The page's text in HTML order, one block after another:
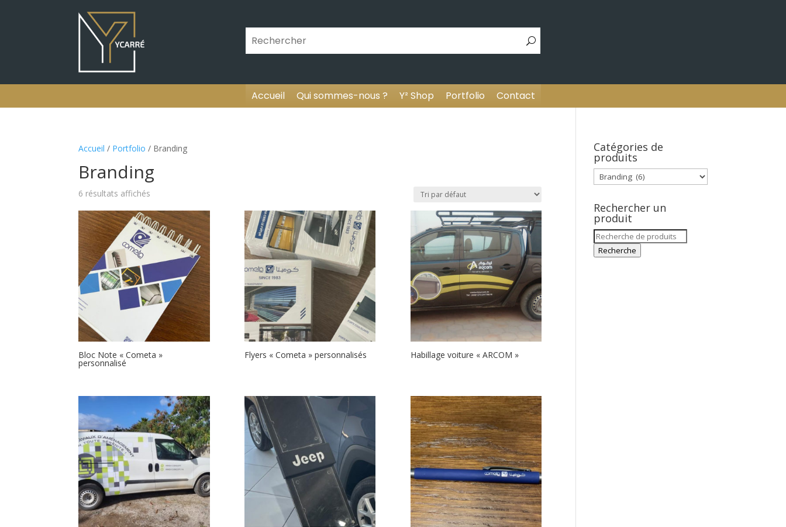
Accueil Qui sommes-nous ? Y² Shop Portfolio Contact
Accueil / Portfolio / Branding
Branding
6 résultats affichés
Bloc Note « Cometa »
personnalisé
Flyers « Cometa » personnalisés Habillage voiture « ARCOM »
Catégories de
produits
Rechercher un
produit
Recherche
pour :
Recherche